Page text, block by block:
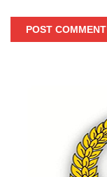
POST COMMENT